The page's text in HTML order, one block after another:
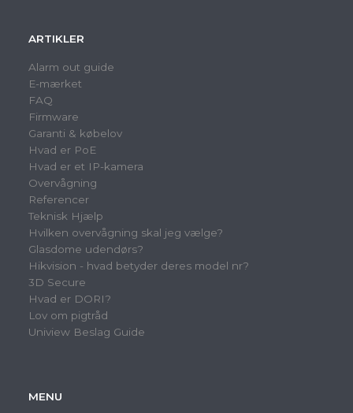
ARTIKLER
Alarm out guide
E-mærket
FAQ
Firmware
Garanti & købelov
Hvad er PoE
Hvad er et IP-kamera
Overvågning
Referencer
Teknisk Hjælp
Hvilken overvågning skal jeg vælge?
Glasdome udendørs?
Hikvision - hvad betyder deres model nr?
3D Secure
Hvad er DORI?
Lov om pigtråd
Uniview Beslag Guide
MENU